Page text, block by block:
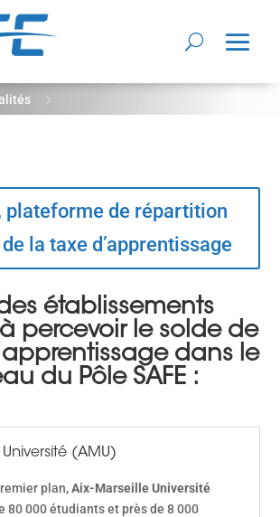
5
plateforme de répartition
la taxe d’apprentissage
établissements
percevoir le solde de
dans le
du Pôle SAFE :
(AMU)
plan,Aix-Marseille Université
80 000 étudiants et près de 8 000